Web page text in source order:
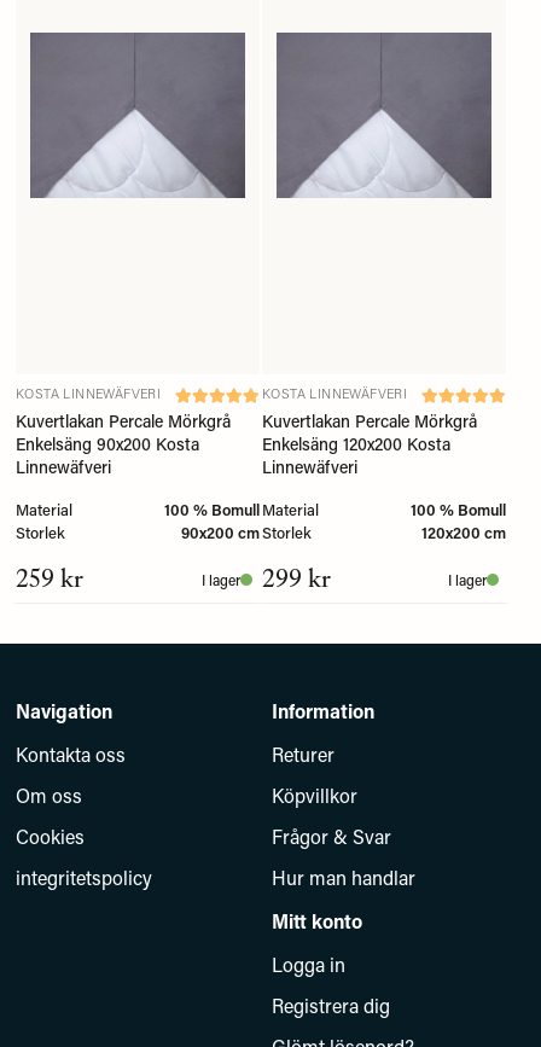
KOSTA LINNEWÄFVERI
Kuvertlakan Percale Mörkgrå
Enkelsäng 90x200 Kosta
Linnewäfveri
Material
100 % Bomull
Storlek
90x200 cm
259 kr I lager
KOSTA LINNEWÄFVERI
Kuvertlakan Percale Mörkgrå
Enkelsäng 120x200 Kosta
Linnewäfveri
Material
100 % Bomull
Storlek
120x200 cm
299 kr I lager
Navigation
Kontakta oss
Om oss
Cookies
integritetspolicy
Information
Returer
Köpvillkor
Frågor & Svar
Hur man handlar
Mitt konto
Logga in
Registrera dig